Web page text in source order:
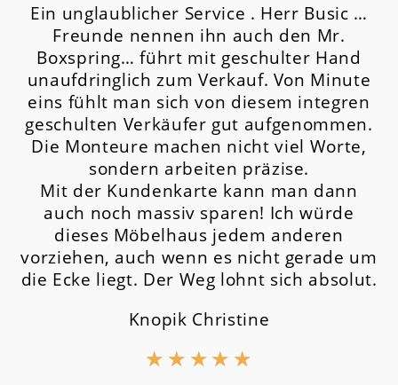
Ein unglaublicher Service . Herr Busic …
Freunde nennen ihn auch den Mr.
Boxspring… führt mit geschulter Hand
unaufdringlich zum Verkauf. Von Minute
eins fühlt man sich von diesem integren
geschulten Verkäufer gut aufgenommen.
Die Monteure machen nicht viel Worte,
sondern arbeiten präzise.
Mit der Kundenkarte kann man dann
auch noch massiv sparen! Ich würde
dieses Möbelhaus jedem anderen
vorziehen, auch wenn es nicht gerade um
die Ecke liegt. Der Weg lohnt sich absolut.
Knopik Christine
★ ★ ★ ★ ★